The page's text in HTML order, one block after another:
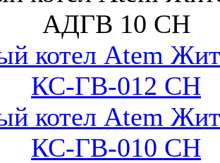
АДГВ 10 СН
котел Atem
КС-ГВ-012 СН
котел Atem
КС-ГВ-010 СН